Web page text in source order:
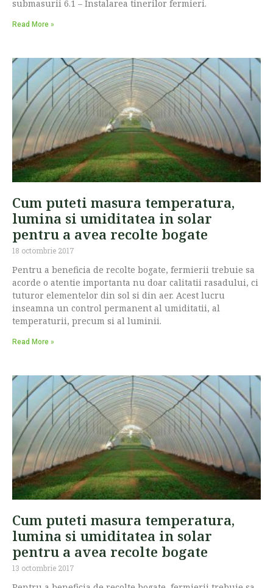
submasurii 6.1 – Instalarea tinerilor fermieri.
Read More »
Cum puteti masura temperatura,
lumina si umiditatea in solar
pentru a avea recolte bogate
18 octombrie 2017
Pentru a beneficia de recolte bogate, fermierii trebuie sa
acorde o atentie importanta nu doar calitatii rasadului, ci
tuturor elementelor din sol si din aer. Acest lucru
inseamna un control permanent al umiditatii, al
temperaturii, precum si al luminii.
Read More »
Cum puteti masura temperatura,
lumina si umiditatea in solar
pentru a avea recolte bogate
13 octombrie 2017